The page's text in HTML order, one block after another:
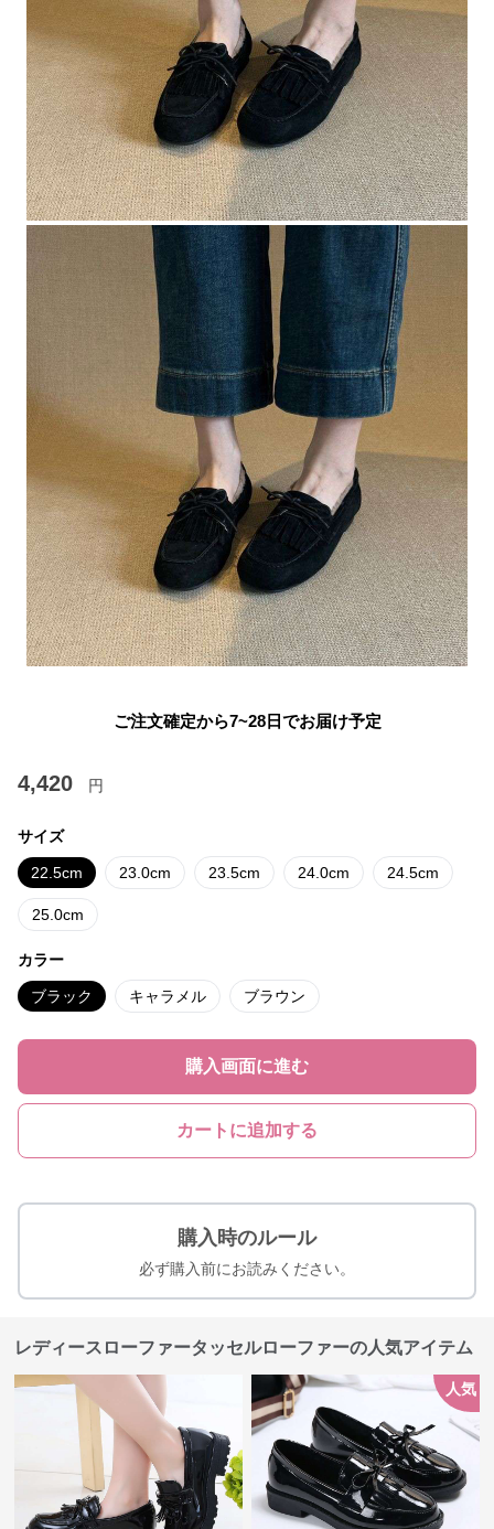
ご注文確定から7~28日でお届け予定
4,420 円
サイズ
22.5cm 23.0cm 23.5cm 24.0cm 24.5cm
25.0cm
カラー
ブラック キャラメル ブラウン
購入画面に進む
カートに追加する
購入時のルール
必ず購入前にお読みください。
レディースローファータッセルローファーの人気アイテム
人気